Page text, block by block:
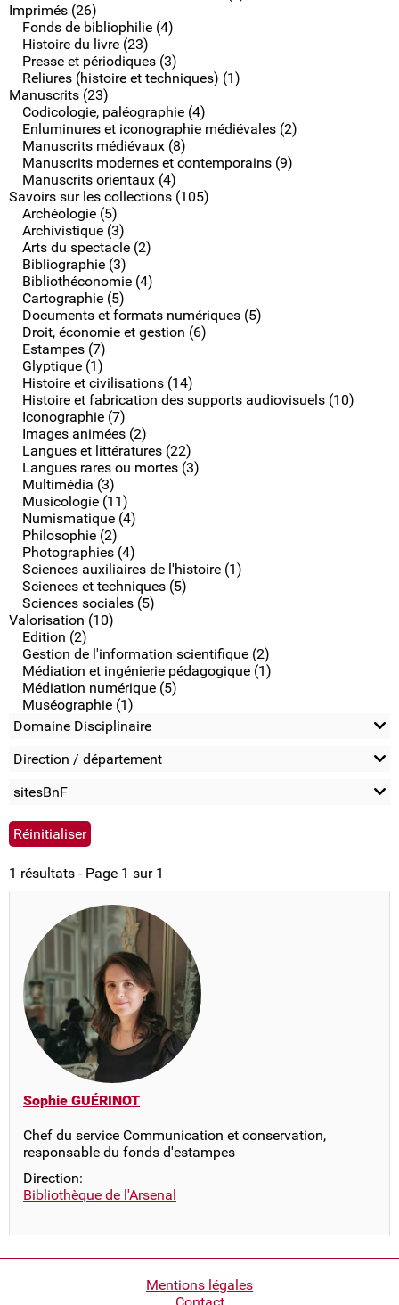
Imprimés (26)
Fonds de bibliophilie (4)
Histoire du livre (23)
Presse et périodiques (3)
Reliures (histoire et techniques) (1)
Manuscrits (23)
Codicologie, paléographie (4)
Enluminures et iconographie médiévales (2)
Manuscrits médiévaux (8)
Manuscrits modernes et contemporains (9)
Manuscrits orientaux (4)
Savoirs sur les collections (105)
Archéologie (5)
Archivistique (3)
Arts du spectacle (2)
Bibliographie (3)
Bibliothéconomie (4)
Cartographie (5)
Documents et formats numériques (5)
Droit, économie et gestion (6)
Estampes (7)
Glyptique (1)
Histoire et civilisations (14)
Histoire et fabrication des supports audiovisuels (10)
Iconographie (7)
Images animées (2)
Langues et littératures (22)
Langues rares ou mortes (3)
Multimédia (3)
Musicologie (11)
Numismatique (4)
Philosophie (2)
Photographies (4)
Sciences auxiliaires de l'histoire (1)
Sciences et techniques (5)
Sciences sociales (5)
Valorisation (10)
Edition (2)
Gestion de l'information scientifique (2)
Médiation et ingénierie pédagogique (1)
Médiation numérique (5)
Muséographie (1)
Domaine Disciplinaire
Direction / département
sitesBnF
1 résultats - Page 1 sur 1
Sophie GUÉRINOT
Chef du service Communication et conservation,
responsable du fonds d'estampes
Direction:
Bibliothèque de l'Arsenal
Mentions légales